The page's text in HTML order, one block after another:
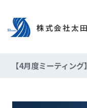
【4月度ミーティング】